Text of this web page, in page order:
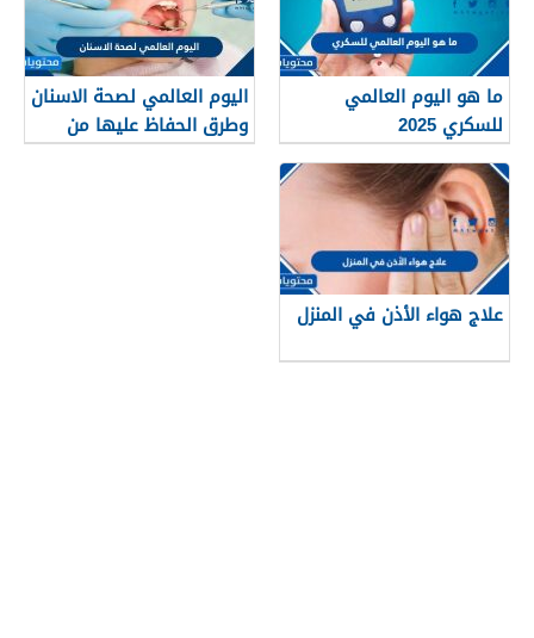
ما هو اليوم العالمي
للسكري 2025
اليوم العالمي لصحة الاسنان
وطرق الحفاظ عليها من
التسوس 2026
علاج هواء الأذن في المنزل